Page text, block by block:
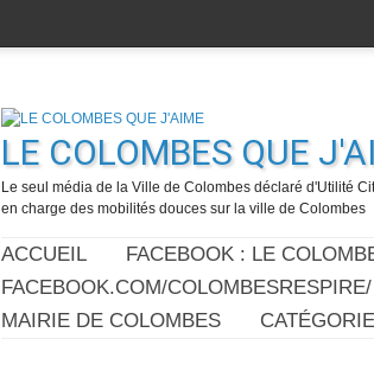
LE COLOMBES QUE
Le seul média de la Ville de Colombes déclaré d'Utilité
en charge des mobilités douces sur la ville de Colombes
ACCUEIL FACEBOOK : LE
FACEBOOK.COM/COLOMBESRESPIRE/
MAIRIE DE COLOMBES